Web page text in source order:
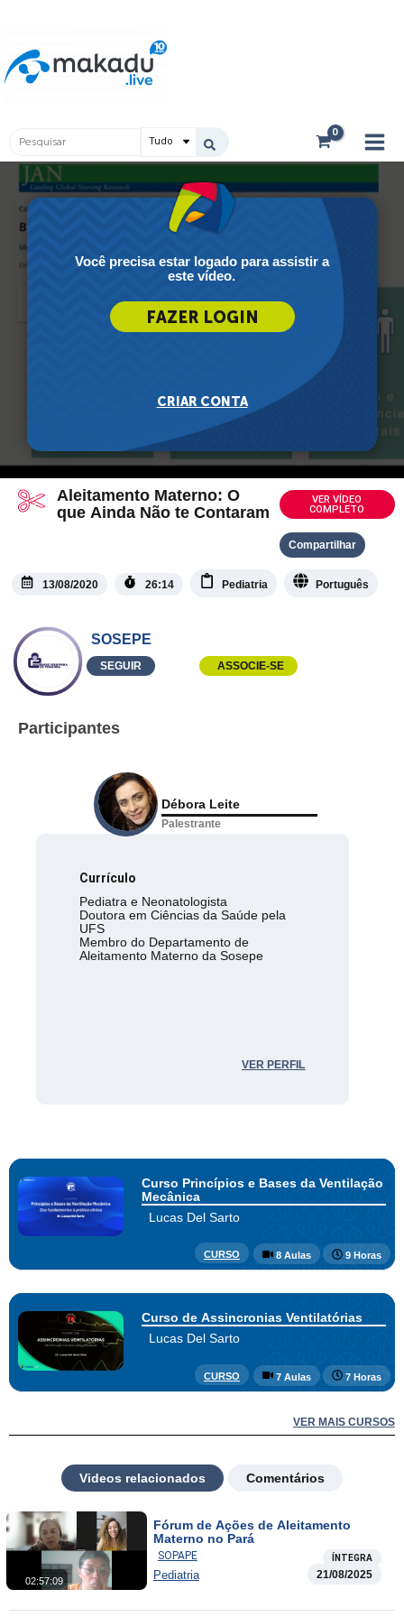
conteúdo
Pesquisar
...
Você precisa estar logado para assistir a
este vídeo.
Aleitamento Materno: O
que Ainda Não te Contaram
VER VÍDEO
COMPLETO
Compartilhar
13/08/2020 26:14 Pediatria Português
SOSEPE
SEGUIR ASSOCIE-SE
Participantes
Débora Leite
Palestrante
Currículo
Pediatra e Neonatologista
Doutora em Ciências da Saúde pela
UFS
Membro do Departamento de
Aleitamento Materno da Sosepe
VER PERFIL
Curso Princípios e Bases da Ventilação
Mecânica
Lucas Del Sarto
CURSO 8 Aulas 9 Horas
Curso de Assincronias Ventilatórias
Lucas Del Sarto
CURSO 7 Aulas 7 Horas
VER MAIS CURSOS
Videos relacionados Comentários
02:57:09
Fórum de Ações de Aleitamento
Materno no Pará
SOPAPE ÍNTEGRA
Pediatria 21/08/2025